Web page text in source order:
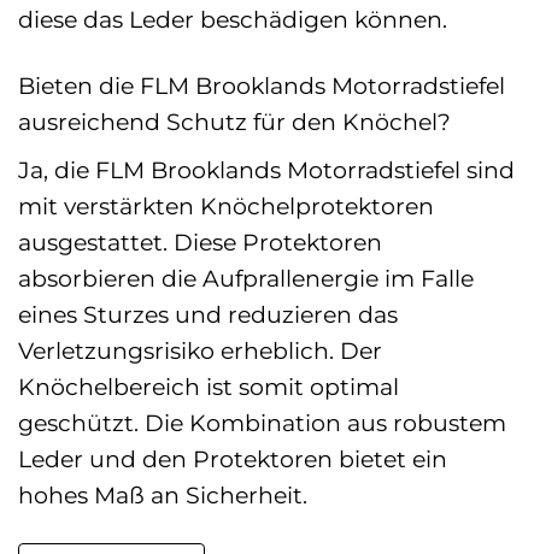
diese das Leder beschädigen können.
Bieten die FLM Brooklands Motorradstiefel
ausreichend Schutz für den Knöchel?
Ja, die FLM Brooklands Motorradstiefel sind
mit verstärkten Knöchelprotektoren
ausgestattet. Diese Protektoren
absorbieren die Aufprallenergie im Falle
eines Sturzes und reduzieren das
Verletzungsrisiko erheblich. Der
Knöchelbereich ist somit optimal
geschützt. Die Kombination aus robustem
Leder und den Protektoren bietet ein
hohes Maß an Sicherheit.